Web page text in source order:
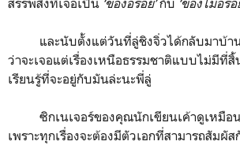
สรรพสิ่งที่เจอเป็น ‘ของอร่อย’กับ ‘ของไม่อร่อ
และนับตั้งแต่วันที่ลู่ชิงจิ่วได้กลับมาบ้าน
ว่าจะเจอแต่เรื่องเหนือธรรมชาติแบบไม่มีที่สิ้
เรียนรู้ที่จะอยู่กับมันล่ะนะพี่ลู่
ซิกเนเจอร์ของคุณนักเขียนเค้าดูเหมือน
เพราะทุกเรื่องจะต้องมีตัวเอกที่สามารถสัมผัส